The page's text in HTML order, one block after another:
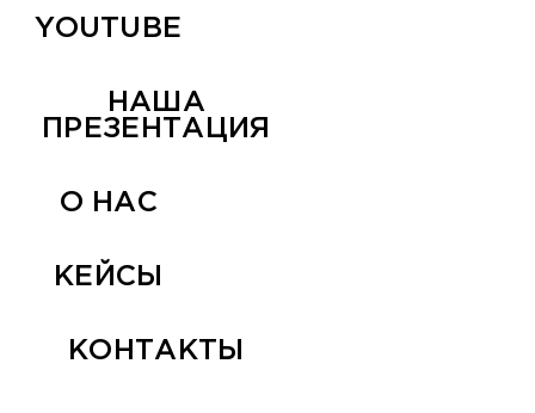
YOUTUBE
НАША
ПРЕЗЕНТАЦИЯ
О НАС
КЕЙСЫ
КОНТАКТЫ